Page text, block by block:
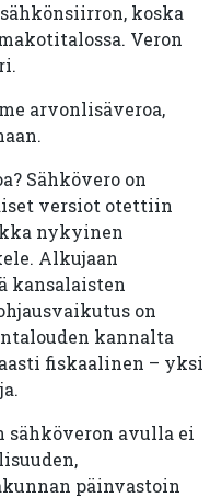
koska
Veron
arvonlisäveroa,
Sähkövero on
versiot otettiin
nykyinen
Alkujaan
kansalaisten
on
kannalta
fiskaalinen – yksi
avulla ei
päinvastoin